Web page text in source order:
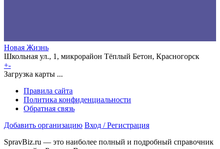
Новая Жизнь
Школьная ул., 1, микрорайон Тёплый Бетон, Красногорск
+-
Загрузка карты ...
Правила сайта
Политика конфиденциальности
Обратная связь
Добавить организацию Вход / Регистрация
SpravBiz.ru — это наиболее полный и подробный справочник